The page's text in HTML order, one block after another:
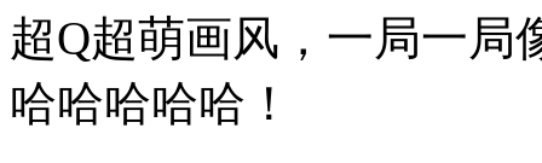
超Q超萌画风，一局一局
哈哈哈哈哈！